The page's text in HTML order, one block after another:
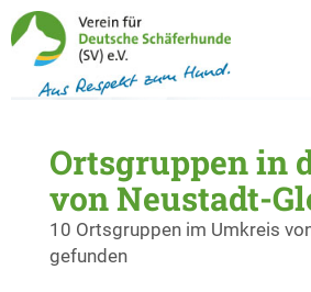
Ortsgruppen in
von Neustadt-
10 Ortsgruppen im Umkreis
gefunden